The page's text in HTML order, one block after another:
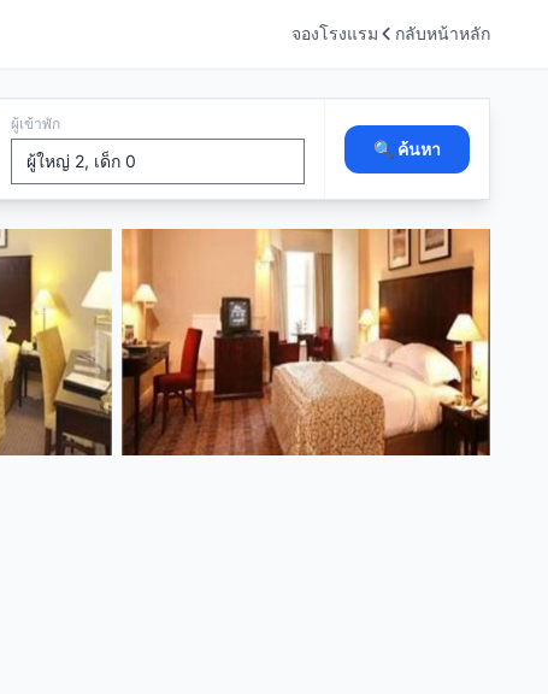
จองโรงแรม กลับหน้าหลัก
ผู้เข้าพัก
🔍 ค้นหา